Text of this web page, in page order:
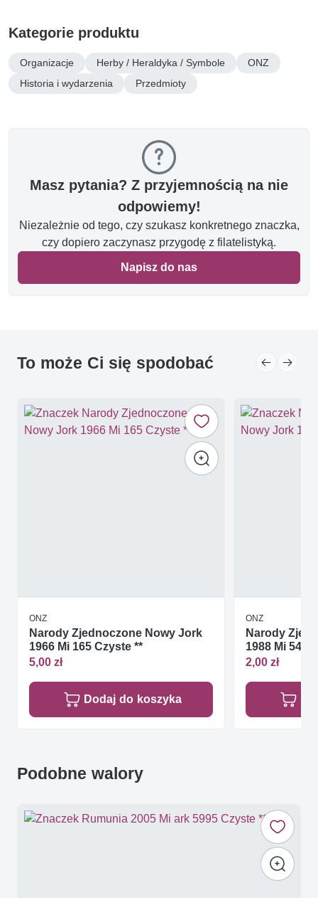
Kategorie produktu
Organizacje Herby / Heraldyka / Symbole
ONZ
Historia i wydarzenia
Przedmioty
Masz pytania? Z przyjemnością na nie
odpowiemy!
Niezależnie od tego, czy szukasz konkretnego znaczka,
czy dopiero zaczynasz przygodę z filatelistyką.
Napisz do nas
To może Ci się spodobać
ONZ
Narody Zjednoczone Nowy Jork
1966 Mi 165 Czyste **
5,00 zł
Dodaj do koszyka
ONZ
Narody
1988 Mi 546
2,00 zł
Podobne walory